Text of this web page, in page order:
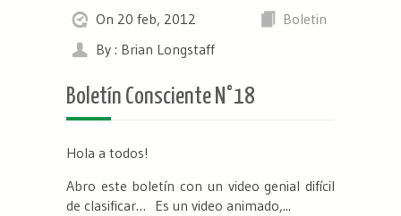
On 20 feb, 2012
Boletin
By : Brian Longstaff
Boletín Consciente N°18
Hola a todos!
Abro este boletín con un video genial difícil
de clasificar… Es un video animado,...